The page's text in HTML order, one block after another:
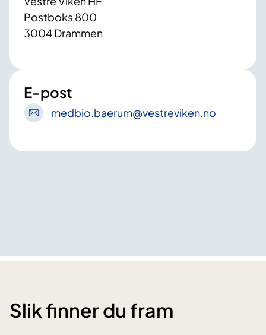
Postboks 800
3004 Drammen
E-post
medbio.baerum@vestreviken.no
Slik finner du fram